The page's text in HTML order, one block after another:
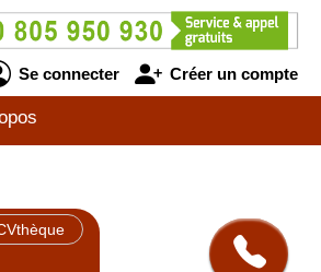
Se connecter Créer un compte